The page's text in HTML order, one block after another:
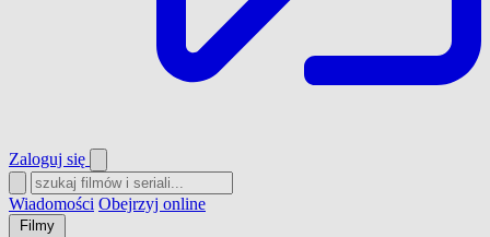
Zaloguj się
Wiadomości Obejrzyj online
Filmy